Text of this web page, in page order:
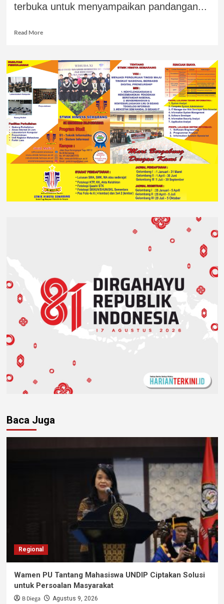
terbuka untuk menyampaikan pandangan...
Read More
Baca Juga
Regional
Wamen PU Tantang Mahasiswa UNDIP Ciptakan Solusi
untuk Persoalan Masyarakat
B Diega Agustus 9, 2026